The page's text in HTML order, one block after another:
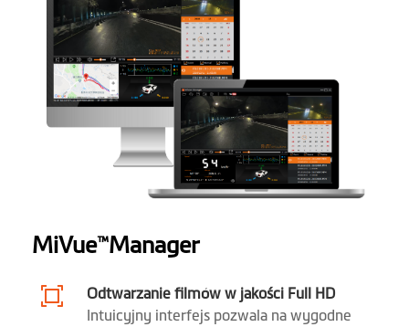
Waga (gr) 85 g
Mikrofon 1
Głośnik 1
Oprogramowanie
GPS
Ostrzeżenie przed
fotoradarami
1
MiVue™Manager
Odtwarzanie filmów w jakości Full HD
Intuicyjny interfejs pozwala na wygodne